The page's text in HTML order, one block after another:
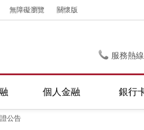
無障礙瀏覽 關懷版
服務熱
個人金融 銀行
公告